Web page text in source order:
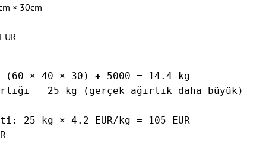
× 30cm
(60 × 40 × 30) ÷ 5000 = 14.4 kg
= 25 kg (gerçek ağırlık daha büyük)
25 kg × 4.2 EUR/kg = 105 EUR